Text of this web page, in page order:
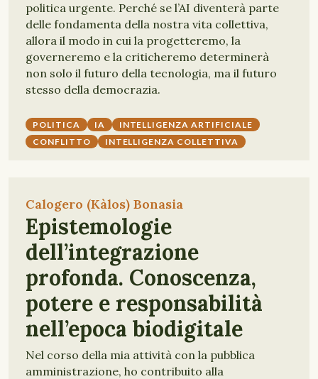
politica urgente. Perché se l’AI diventerà parte
delle fondamenta della nostra vita collettiva,
allora il modo in cui la progetteremo, la
governeremo e la criticheremo determinerà
non solo il futuro della tecnologia, ma il futuro
stesso della democrazia.
POLITICA IA
INTELLIGENZA ARTIFICIALE
CONFLITTO
INTELLIGENZA COLLETTIVA
Calogero (Kàlos) Bonasia
Epistemologie
dell’integrazione
profonda. Conoscenza,
potere e responsabilità
nell’epoca biodigitale
Nel corso della mia attività con la pubblica
amministrazione, ho contribuito alla